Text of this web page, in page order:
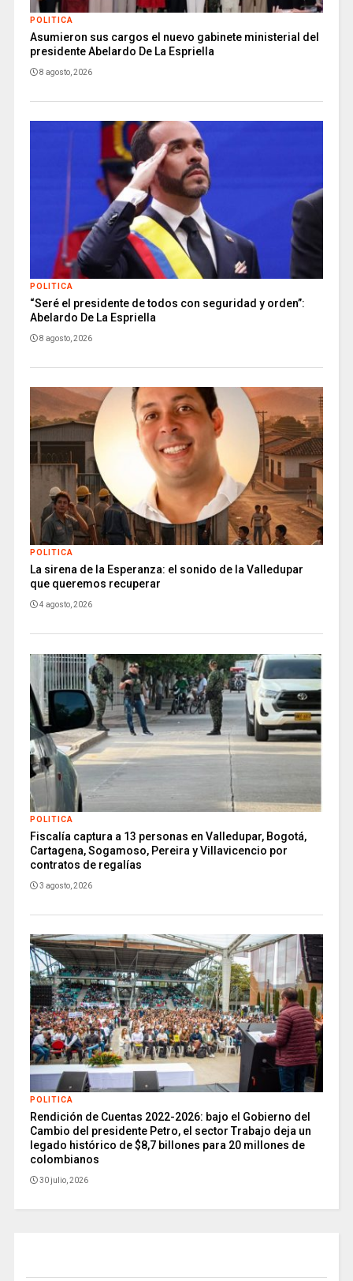
POLITICA
Asumieron sus cargos el nuevo gabinete ministerial del
presidente Abelardo De La Espriella
8 agosto, 2026
POLITICA
“Seré el presidente de todos con seguridad y orden”:
Abelardo De La Espriella
8 agosto, 2026
POLITICA
La sirena de la Esperanza: el sonido de la Valledupar
que queremos recuperar
4 agosto, 2026
POLITICA
Fiscalía captura a 13 personas en Valledupar, Bogotá,
Cartagena, Sogamoso, Pereira y Villavicencio por
contratos de regalías
3 agosto, 2026
POLITICA
Rendición de Cuentas 2022-2026: bajo el Gobierno del
Cambio del presidente Petro, el sector Trabajo deja un
legado histórico de $8,7 billones para 20 millones de
colombianos
30 julio, 2026